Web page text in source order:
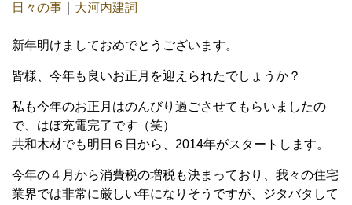
日々の事
大河内建詞
新年明けましておめでとうございます。
皆様、今年も良いお正月を迎えられたでしょうか？
私も今年のお正月はのんびり過ごさせてもらいましたの
で、はぼ充電完了です（笑）
共和木材でも明日６日から、2014年がスタートします。
今年の４月から消費税の増税も決まっており、我々の住宅
業界では非常に厳しい年になりそうですが、ジタバタして